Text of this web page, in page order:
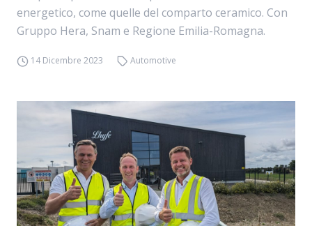
energetico, come quelle del comparto ceramico. Con
Gruppo Hera, Snam e Regione Emilia-Romagna.
14 Dicembre 2023 Automotive